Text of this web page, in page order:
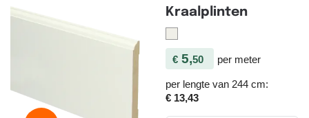
Kraalplinten
€ 5,50 per meter
per lengte van 244 cm:
€ 13,43